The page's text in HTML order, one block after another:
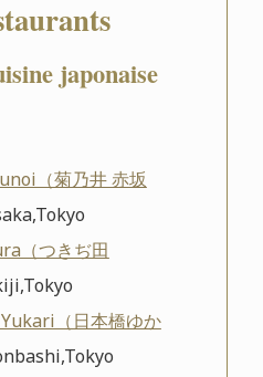
japonaise
（菊乃井 赤坂
（つきぢ田
（日本橋ゆか